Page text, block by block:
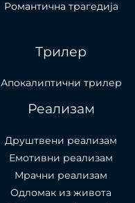
Романтична трагедија
Трилер
Апокалиптични трилер
Реализам
Друштвени реализам
Емотивни реализам
Мрачни реализам
Одломак из живота